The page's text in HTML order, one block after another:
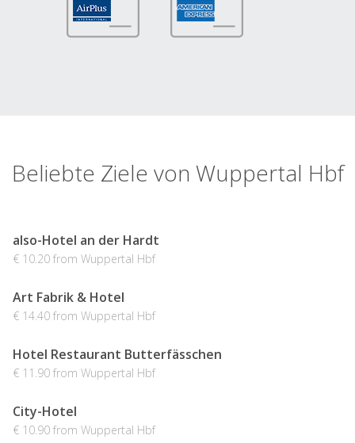
Beliebte Ziele von Wuppertal Hbf
also-Hotel an der Hardt
€ 10.20 from Wuppertal Hbf
Art Fabrik & Hotel
€ 14.40 from Wuppertal Hbf
Hotel Restaurant Butterfässchen
€ 11.90 from Wuppertal Hbf
City-Hotel
€ 10.90 from Wuppertal Hbf